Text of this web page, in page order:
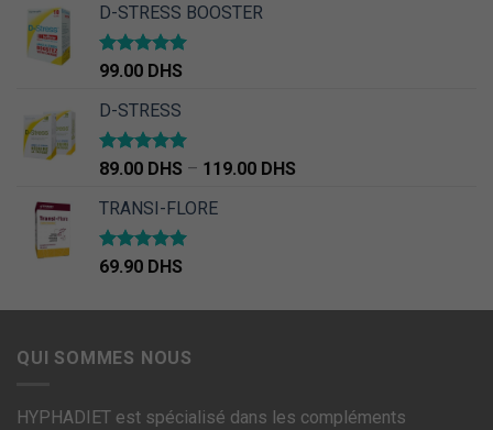
D-STRESS BOOSTER
Note5.00
99.00 DHS
D-STRESS
Note5.00
89.00 DHS – 119.00 DHS
TRANSI-FLORE
Note4.67
69.90 DHS
QUI SOMMES NOUS
HYPHADIET est spécialisé dans les compléments